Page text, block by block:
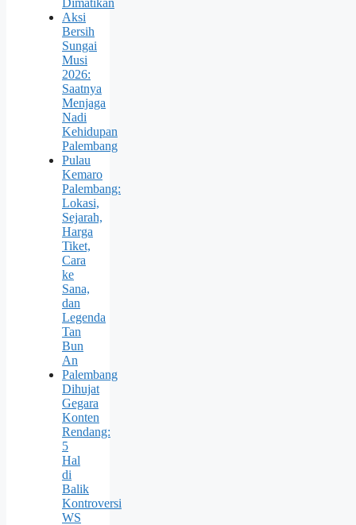
Dimatikan
Aksi
Bersih
Sungai
Musi
2026:
Saatnya
Menjaga
Nadi
Kehidupan
Palembang
Pulau
Kemaro
Palembang:
Lokasi,
Sejarah,
Harga
Tiket,
Cara
ke
Sana,
dan
Legenda
Tan
Bun
An
Palembang
Dihujat
Gegara
Konten
Rendang:
5
Hal
di
Balik
Kontroversi
WS